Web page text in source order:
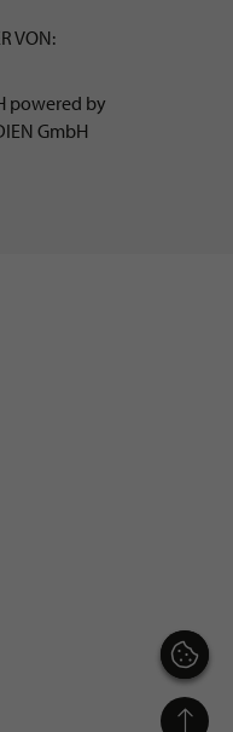
VON:
powered by
GmbH